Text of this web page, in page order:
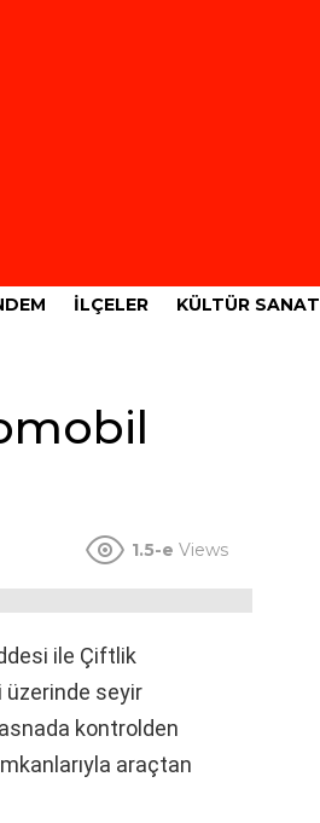
İLÇELER KÜLTÜR SANAT
1.5-e Views
ile Çiftlik
üzerinde seyir
kontrolden
araçtan